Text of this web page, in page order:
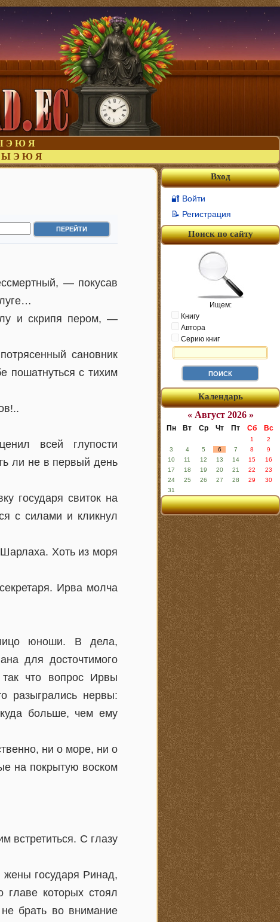
Э Ю Я
Ы Э Ю Я
— покусав
и скрипя пером, —
сановник
пошатнуться с тихим
всей глупости
ли не в первый день
государя свиток на
с силами и кликнул
Хоть из моря
Ирва молча
юноши. В дела,
для досточтимого
что вопрос Ирвы
разыгрались нервы:
больше, чем ему
ни о море, ни о
на покрытую воском
С глазу
жены государя Ринад,
главе которых стоял
брать во внимание
Вход
🔐 Войти
📝 Регистрация
Поиск по сайту
Ищем:
Книгу
Автора
Серию книг
Календарь
« Август 2026 »
Пн Вт Ср Чт Пт Сб Вс
1
2
3
4 5 6 7 8
9
10
11 12 13 14 15
16
17
18 19 20 21 22
23
24
25 26 27 28 29
30
31